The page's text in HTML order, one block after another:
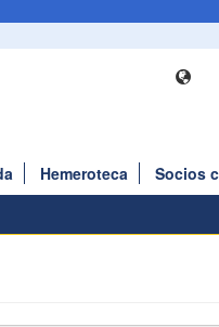
Hemeroteca
Socios